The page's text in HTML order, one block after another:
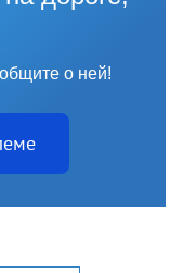
о ней!